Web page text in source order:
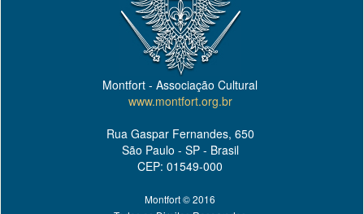
Montfort - Associação Cultural
www.montfort.org.br
Rua Gaspar Fernandes, 650
São Paulo - SP - Brasil
CEP: 01549-000
Montfort © 2016